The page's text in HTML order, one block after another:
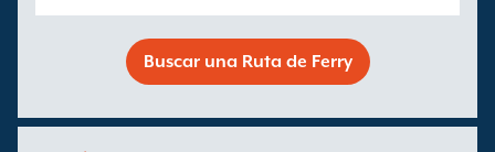
Buscar una Ruta de Ferry